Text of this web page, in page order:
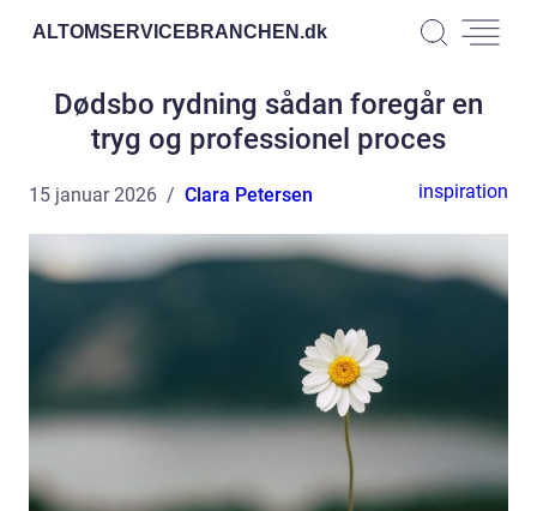
ALTOMSERVICEBRANCHEN.dk
Dødsbo rydning sådan foregår en
tryg og professionel proces
15 januar 2026 Clara Petersen inspiration